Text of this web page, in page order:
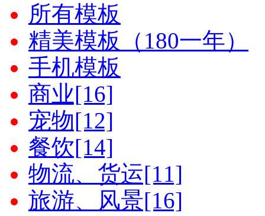
所有模板
精美模板（180一年）
手机模板
商业[16]
宠物[12]
餐饮[14]
物流、货运[11]
旅游、风景[16]